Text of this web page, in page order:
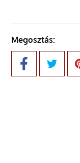
Megosztás: